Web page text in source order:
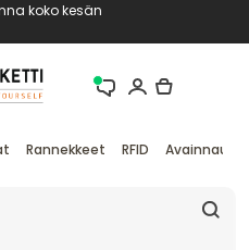
koko kesän
Rannekkeet RFID